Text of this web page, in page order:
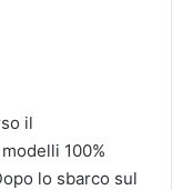
il
100%
lo sbarco sul